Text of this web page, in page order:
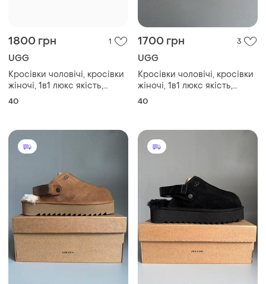
1800 грн 1
UGG
Кросівки чоловічі, кросівки
жіночі, 1в1 люкс якість,
шкіра, ugg classic ultra mini
40
1700 грн 3
UGG
Кросівки чоловічі, кросівки
жіночі, 1в1 люкс якість,
шкіра, ugg classic ultra mini
40